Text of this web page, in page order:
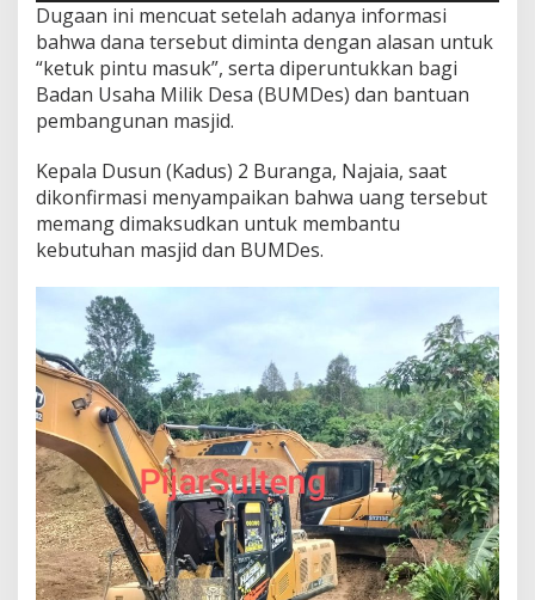
Dugaan ini mencuat setelah adanya informasi
bahwa dana tersebut diminta dengan alasan untuk
“ketuk pintu masuk”, serta diperuntukkan bagi
Badan Usaha Milik Desa (BUMDes) dan bantuan
pembangunan masjid.
Kepala Dusun (Kadus) 2 Buranga, Najaia, saat
dikonfirmasi menyampaikan bahwa uang tersebut
memang dimaksudkan untuk membantu
kebutuhan masjid dan BUMDes.